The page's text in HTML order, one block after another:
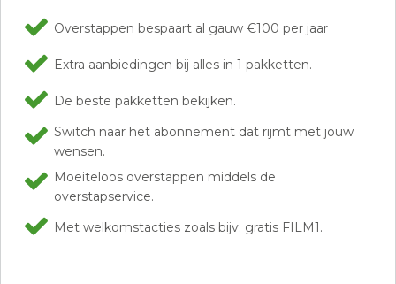
Overstappen bespaart al gauw €100 per jaar
Extra aanbiedingen bij alles in 1 pakketten.
De beste pakketten bekijken.
Switch naar het abonnement dat rijmt met jouw
wensen.
Moeiteloos overstappen middels de
overstapservice.
Met welkomstacties zoals bijv. gratis FILM1.